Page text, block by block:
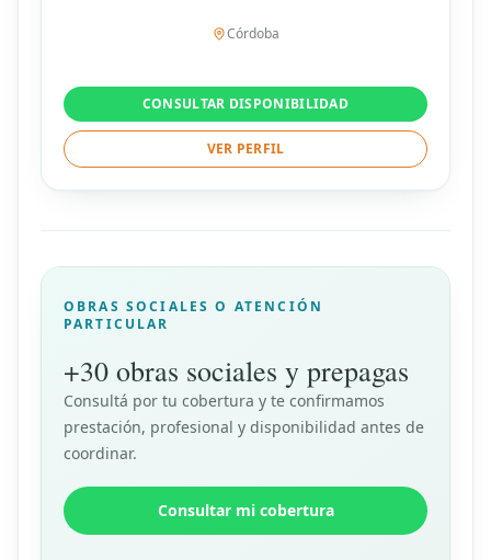
Córdoba
CONSULTAR DISPONIBILIDAD
VER PERFIL
OBRAS SOCIALES O ATENCIÓN
PARTICULAR
+30 obras sociales y prepagas
Consultá por tu cobertura y te confirmamos
prestación, profesional y disponibilidad antes de
coordinar.
Consultar mi cobertura